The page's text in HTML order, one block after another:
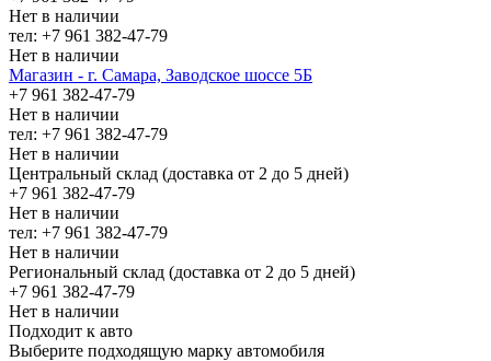
Нет в наличии
тел: +7 961 382-47-79
Нет в наличии
Магазин - г. Самара, Заводское шоссе 5Б
+7 961 382-47-79
Нет в наличии
тел: +7 961 382-47-79
Нет в наличии
Центральный склад (доставка от 2 до 5 дней)
+7 961 382-47-79
Нет в наличии
тел: +7 961 382-47-79
Нет в наличии
Региональный склад (доставка от 2 до 5 дней)
+7 961 382-47-79
Нет в наличии
Подходит к авто
Выберите подходящую марку автомобиля